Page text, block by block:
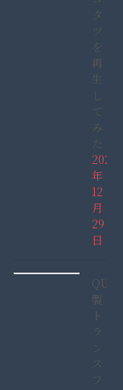
タ
ツ
を
再
生
し
て
み
た
2021
年
12
月
29
日
QUCC
製
ト
ラ
ン
ス
フ